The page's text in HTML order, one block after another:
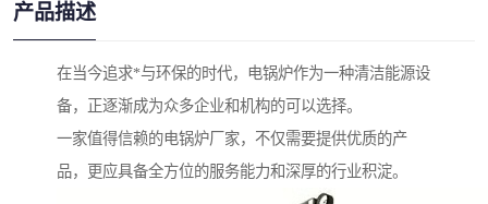
产品描述
在当今追求*与环保的时代，电锅炉作为一种清洁能源设
备，正逐渐成为众多企业和机构的可以选择。
一家值得信赖的电锅炉厂家，不仅需要提供优质的产
品，更应具备全方位的服务能力和深厚的行业积淀。